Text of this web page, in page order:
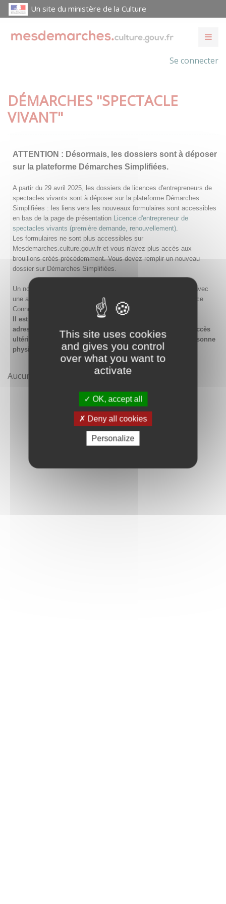
This site uses cookies
and gives you control
over what you want to
activate
OK, accept all
Deny all cookies
Personalize
Un site du ministère de la Culture
Se connecter
DÉMARCHES "SPECTACLE
VIVANT"
ATTENTION : Désormais, les dossiers sont à déposer
sur la plateforme Démarches Simplifiées.
A partir du 29 avril 2025, les dossiers de licences d'entrepreneurs de
spectacles vivants sont à déposer sur la plateforme Démarches
Simplifiées : les liens vers les nouveaux formulaires sont accessibles
en bas de la page de présentation Licence d'entrepreneur de
spectacles vivants (première demande, renouvellement).
Les formulaires ne sont plus accessibles sur
Mesdemarches.culture.gouv.fr et vous n'avez plus accès aux
brouillons créés précédemment. Vous devez remplir un nouveau
dossier sur Démarches Simplifiées.
Un nouveau compte doit être créé sur Démarches Simplifiées avec
une adresse email et un mot de passe, ou en passant par France
Connect.
Il est conseillé lors de la création du compte de saisir une
adresse email générique de l'organisme afin de garantir l'accès
ultérieur au compte même en cas de changement de la personne
physique gestionnaire.
Aucune démarche pour le moment